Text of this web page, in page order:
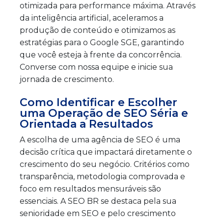
otimizada para performance máxima. Através
da inteligência artificial, aceleramos a
produção de conteúdo e otimizamos as
estratégias para o Google SGE, garantindo
que você esteja à frente da concorrência.
Converse com nossa equipe e inicie sua
jornada de crescimento.
Como Identificar e Escolher
uma Operação de SEO Séria e
Orientada a Resultados
A escolha de uma agência de SEO é uma
decisão crítica que impactará diretamente o
crescimento do seu negócio. Critérios como
transparência, metodologia comprovada e
foco em resultados mensuráveis são
essenciais. A SEO BR se destaca pela sua
senioridade em SEO e pelo crescimento